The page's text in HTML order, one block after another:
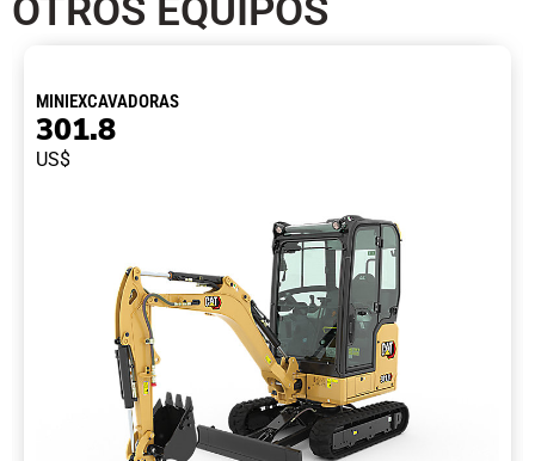
OTROS EQUIPOS
MINIEXCAVADORAS
301.8
US$